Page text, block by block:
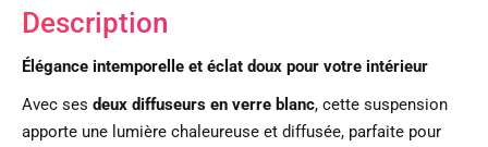
Description
Élégance intemporelle et éclat doux pour votre intérieur
Avec ses deux diffuseurs en verre blanc, cette suspension
apporte une lumière chaleureuse et diffusée, parfaite pour